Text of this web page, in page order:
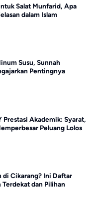
Salat Munfarid, Apa
dalam Islam
Susu, Sunnah
Pentingnya
Prestasi Akademik: Syarat,
Peluang Lolos
di Cikarang? Ini Daftar
dan Pilihan